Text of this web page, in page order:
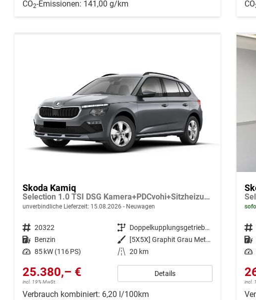
CO2-Emissionen: 141,00 g/km
CO
Skoda Kamiq
Selection 1.0 TSI DSG Kamera+PDCvohi+Sitzheizung+AppConnect+Sunset+Alu16
unverbindliche Lieferzeit: 15.08.2026 Neuwagen
Fahrzeugnr. 20322 Getriebe
Doppelkupplungsgetriebe (DSG)
Kraftstoff Benzin Außenfarbe
[5X5X] Graphit Grau Metallic
Leistung 85 kW (116 PS) Kilometerstand 20 km
25.380,– €
incl. 19% MwSt.
Details
Verbrauch kombiniert: 6,20 l/100km
Fahrzeugnr.
Kraftstoff
Leistung
incl.